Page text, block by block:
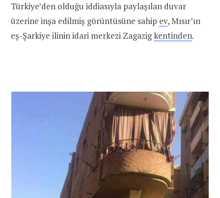
Türkiye’den olduğu iddiasıyla paylaşılan duvar
üzerine inşa edilmiş görüntüsüne sahip ev, Mısır’ın
eş-Şarkiye ilinin idari merkezi Zagazigkentinden.